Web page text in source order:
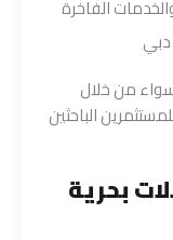
الفاخرة
من خلال
الباحثين
بحرية